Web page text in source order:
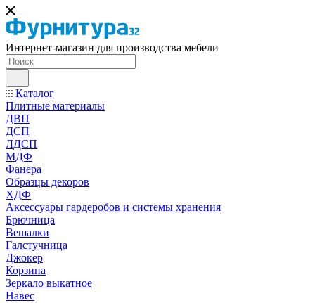
Интернет-магазин для производства мебели
Каталог
Плитные материалы
ДВП
ДСП
ЛДСП
МДФ
Фанера
Образцы декоров
ХДФ
Аксессуары гардеробов и системы хранения
Брючница
Вешалки
Галстучница
Джокер
Корзина
Зеркало выкатное
Навес